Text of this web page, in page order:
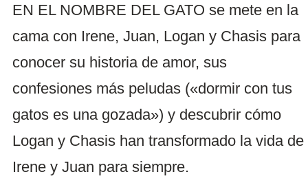
EN EL NOMBRE DEL GATO se mete en la
cama con Irene, Juan, Logan y Chasis para
conocer su historia de amor, sus
confesiones más peludas («dormir con tus
gatos es una gozada») y descubrir cómo
Logan y Chasis han transformado la vida de
Irene y Juan para siempre.